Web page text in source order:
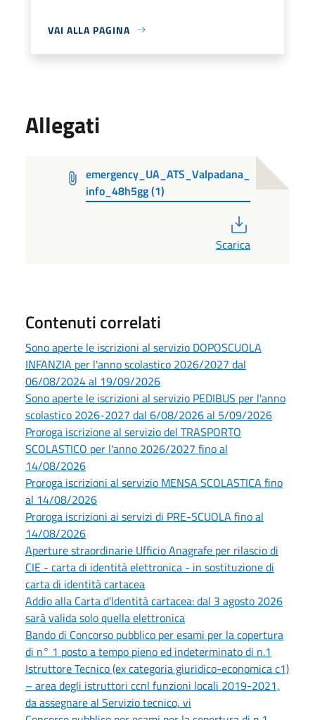
VAI ALLA PAGINA
Allegati
emergency_UA_ATS_Valpadana_
info_48h5gg (1)
Scarica
Contenuti correlati
Sono aperte le iscrizioni al servizio DOPOSCUOLA
INFANZIA per l'anno scolastico 2026/2027 dal
06/08/2024 al 19/09/2026
Sono aperte le iscrizioni al servizio PEDIBUS per l'anno
scolastico 2026-2027 dal 6/08/2026 al 5/09/2026
Proroga iscrizione al servizio del TRASPORTO
SCOLASTICO per l'anno 2026/2027 fino al
14/08/2026
Proroga iscrizioni al servizio MENSA SCOLASTICA fino
al 14/08/2026
Proroga iscrizioni ai servizi di PRE-SCUOLA fino al
14/08/2026
Aperture straordinarie Ufficio Anagrafe per rilascio di
CIE - carta di identità elettronica - in sostituzione di
carta di identità cartacea
Addio alla Carta d’Identità cartacea: dal 3 agosto 2026
sarà valida solo quella elettronica
Bando di Concorso pubblico per esami per la copertura
di n° 1 posto a tempo pieno ed indeterminato di n.1
Istruttore Tecnico (ex categoria giuridico-economica c1)
– area degli istruttori ccnl funzioni locali 2019-2021,
da assegnare al Servizio tecnico, vi